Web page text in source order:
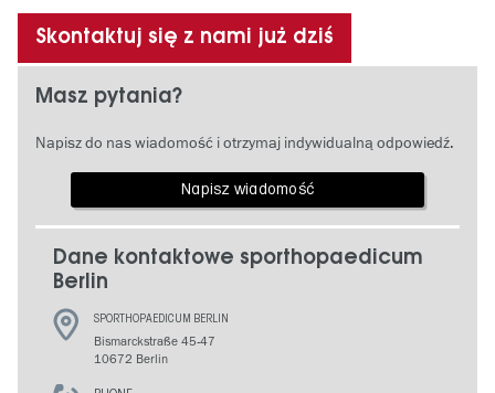
Skontaktuj się z nami już dziś
Masz pytania?
Napisz do nas wiadomość i otrzymaj indywidualną odpowiedź.
Napisz wiadomość
Dane kontaktowe sporthopaedicum
Berlin
SPORTHOPAEDICUM BERLIN
Bismarckstraße 45-47
10672 Berlin